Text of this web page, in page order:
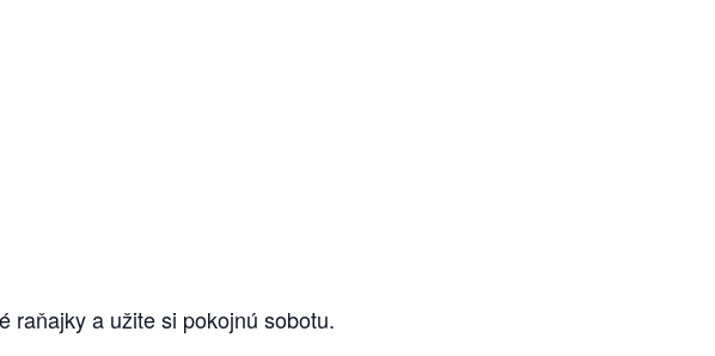
raňajky a užite si pokojnú sobotu.